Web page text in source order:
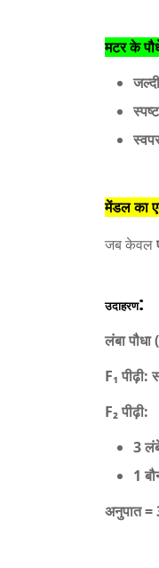
मटर के
मेंडल का
जब केवल
उदाहरण:
लंबा पौधा
F₁ पीढ़ी:
F₂ पीढ़ी:
3
1
अनुपात =